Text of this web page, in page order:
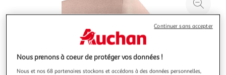
à
Nous prenons à coeur de protéger vos données !
Nous et nos 68 partenaires stockons et accédons à des données personnelles,
Continuer sans accepter